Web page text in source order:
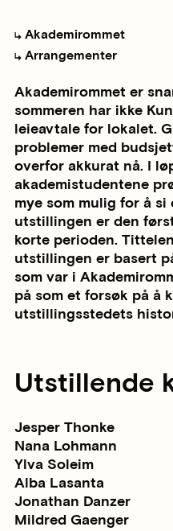
Akademirommet
Arrangementer
Akademirommet er
sommeren har ikke
leieavtale for lokalet.
problemer med
overfor akkurat nå. I
akademistudentene
mye som mulig for å
utstillingen er den
korte perioden.
utstillingen er basert
som var i
på som et forsøk på å
utstillingsstedets
Utstillende
Jesper Thonke
Nana Lohmann
Ylva Soleim
Alba Lasanta
Jonathan Danzer
Mildred Gaenger